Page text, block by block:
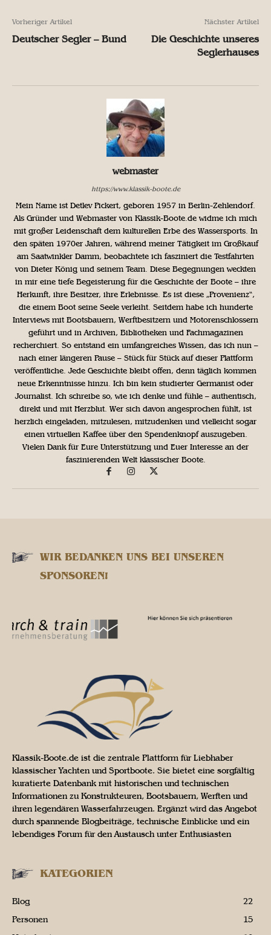
Vorheriger Artikel
Deutscher Segler – Bund
Nächster Artikel
Die Geschichte unseres
Seglerhauses
webmaster
https://www.klassik-boote.de
Mein Name ist Detlev Pickert, geboren 1957 in Berlin-Zehlendorf.
Als Gründer und Webmaster von Klassik-Boote.de widme ich mich
mit großer Leidenschaft dem kulturellen Erbe des Wassersports. In
den späten 1970er Jahren, während meiner Tätigkeit im Großkauf
am Saatwinkler Damm, beobachtete ich fasziniert die Testfahrten
von Dieter König und seinem Team. Diese Begegnungen weckten
in mir eine tiefe Begeisterung für die Geschichte der Boote – ihre
Herkunft, ihre Besitzer, ihre Erlebnisse. Es ist diese „Provenienz“,
die einem Boot seine Seele verleiht. Seitdem habe ich hunderte
Interviews mit Bootsbauern, Werftbesitzern und Motorenschlossern
geführt und in Archiven, Bibliotheken und Fachmagazinen
recherchiert. So entstand ein umfangreiches Wissen, das ich nun –
nach einer längeren Pause – Stück für Stück auf dieser Plattform
veröffentliche. Jede Geschichte bleibt offen, denn täglich kommen
neue Erkenntnisse hinzu. Ich bin kein studierter Germanist oder
Journalist. Ich schreibe so, wie ich denke und fühle – authentisch,
direkt und mit Herzblut. Wer sich davon angesprochen fühlt, ist
herzlich eingeladen, mitzulesen, mitzudenken und vielleicht sogar
einen virtuellen Kaffee über den Spendenknopf auszugeben.
Vielen Dank für Eure Unterstützung und Euer Interesse an der
faszinierenden Welt klassischer Boote.
WIR BEDANKEN UNS BEI UNSEREN
SPONSOREN!
Klassik-Boote.de ist die zentrale Plattform für Liebhaber
klassischer Yachten und Sportboote. Sie bietet eine sorgfältig
kuratierte Datenbank mit historischen und technischen
Informationen zu Konstrukteuren, Bootsbauern, Werften und
ihren legendären Wasserfahrzeugen. Ergänzt wird das Angebot
durch spannende Blogbeiträge, technische Einblicke und ein
lebendiges Forum für den Austausch unter Enthusiasten
KATEGORIEN
Blog
22
Personen
15